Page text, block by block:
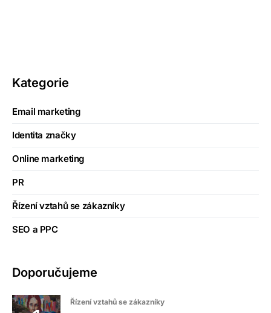
Kategorie
Email marketing
Identita značky
Online marketing
PR
Řízení vztahů se zákazníky
SEO a PPC
Doporučujeme
Řízení vztahů se zákazníky